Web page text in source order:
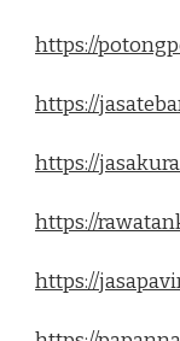
https://
https://
https://
https://
https://